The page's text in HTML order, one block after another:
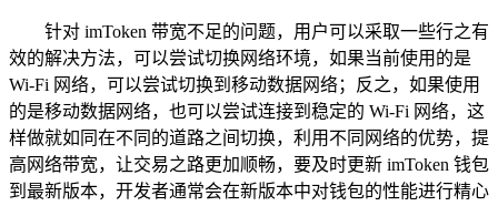
针对 imToken 带宽不足的问题，用户可以采取一些行之有
效的解决方法，可以尝试切换网络环境，如果当前使用的是
Wi-Fi 网络，可以尝试切换到移动数据网络；反之，如果使用
的是移动数据网络，也可以尝试连接到稳定的 Wi-Fi 网络，这
样做就如同在不同的道路之间切换，利用不同网络的优势，提
高网络带宽，让交易之路更加顺畅，要及时更新 imToken 钱包
到最新版本，开发者通常会在新版本中对钱包的性能进行精心